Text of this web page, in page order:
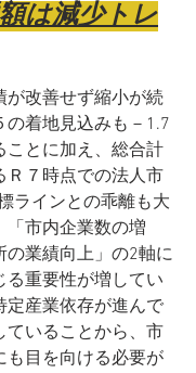
は減少トレ
改善せず縮小が続
の着地見込みも－1.7
ことに加え、総合計
Ｒ７時点での法人市
ラインとの乖離も大
「市内企業数の増
の業績向上」の2軸に
る重要性が増してい
定産業依存が進んで
ていることから、市
も目を向ける必要が